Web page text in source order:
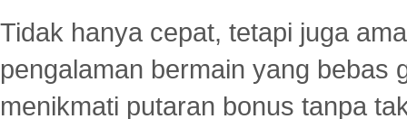
Tidak hanya cepat, tetapi juga
pengalaman bermain yang bebas
menikmati putaran bonus tanpa